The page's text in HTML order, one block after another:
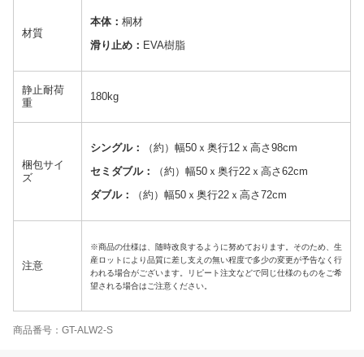
材質
本体： 桐材
滑り止め： EVA樹脂
静止耐荷
重
180kg
梱包サイ
ズ
シングル：
（約）幅50ｘ奥行12ｘ高さ98cm
セミダブル：
（約）幅50ｘ奥行22ｘ高さ62cm
ダブル：
（約）幅50ｘ奥行22ｘ高さ72cm
注意
※商品の仕様は、随時改良するように努めております。そのため、生
産ロットにより品質に差し支えの無い程度で多少の変更が予告なく行
われる場合がございます。リピート注文などで同じ仕様のものをご希
望される場合はご注意ください。
商品番号：GT-ALW2-S